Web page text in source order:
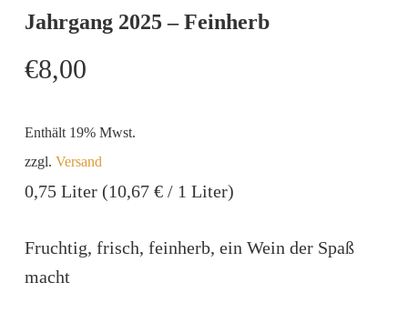
Jahrgang 2025 – Feinherb
€8,00
Enthält 19% Mwst.
zzgl. Versand
0,75 Liter (10,67 € / 1 Liter)
Fruchtig, frisch, feinherb, ein Wein der Spaß
macht